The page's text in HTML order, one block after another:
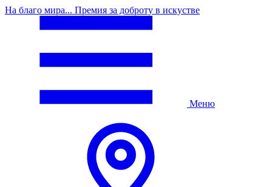
На благо мира... Премия за доброту в искустве
Меню